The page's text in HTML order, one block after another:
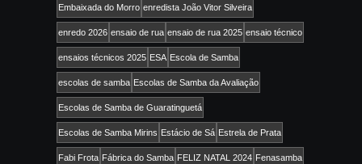
Embaixada do Morro enredista João Vitor Silveira
enredo 2026 ensaio de rua ensaio de rua 2025 ensaio técnico
ensaios técnicos 2025 ESA Escola de Samba
escolas de samba Escolas de Samba da Avaliação
Escolas de Samba de Guaratinguetá
Escolas de Samba Mirins Estácio de Sá Estrela de Prata
Fabi Frota Fábrica do Samba FELIZ NATAL 2024 Fenasamba